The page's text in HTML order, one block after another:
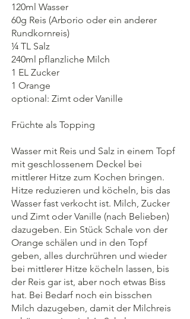
120ml Wasser
60g Reis (Arborio oder ein anderer
Rundkornreis)
¼ TL Salz
240ml pflanzliche Milch
1 EL Zucker
1 Orange
optional: Zimt oder Vanille
Früchte als Topping
Wasser mit Reis und Salz in einem Topf
mit geschlossenem Deckel bei
mittlerer Hitze zum Kochen bringen.
Hitze reduzieren und köcheln, bis das
Wasser fast verkocht ist. Milch, Zucker
und Zimt oder Vanille (nach Belieben)
dazugeben. Ein Stück Schale von der
Orange schälen und in den Topf
geben, alles durchrühren und wieder
bei mittlerer Hitze köcheln lassen, bis
der Reis gar ist, aber noch etwas Biss
hat. Bei Bedarf noch ein bisschen
Milch dazugeben, damit der Milchreis